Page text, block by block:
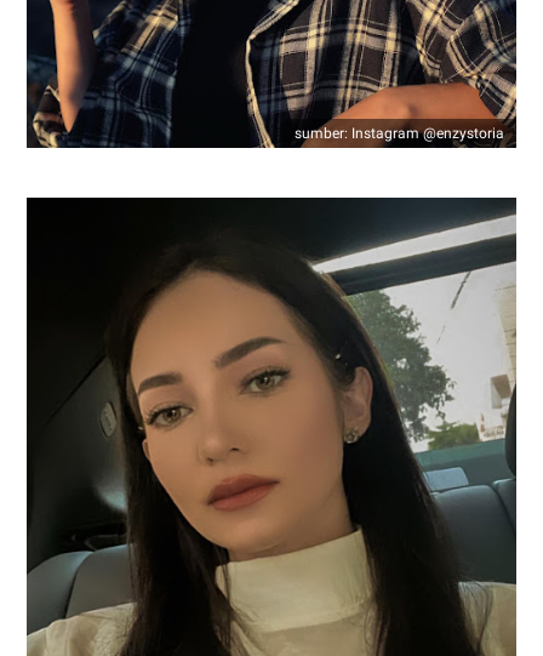
sumber: Instagram @enzystoria